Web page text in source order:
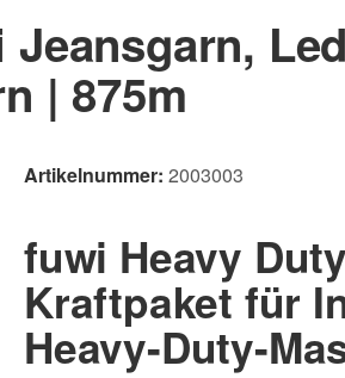
| 875m
Artikelnummer: 2003003
fuwi Heavy
Kraftpaket für
Heavy-Duty-